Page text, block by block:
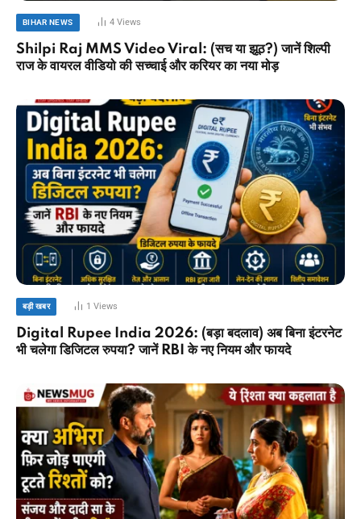
BIHAR NEWS 4 Views
Shilpi Raj MMS Video Viral: (सच या झूठ?) जानें शिल्पी
राज के वायरल वीडियो की सच्चाई और करियर का नया मोड़
बड़ी खबर 1Views
Digital Rupee India 2026: (बड़ा बदलाव) अब बिना इंटरनेट
भी चलेगा डिजिटल रुपया? जानें RBI के नए नियम और फायदे